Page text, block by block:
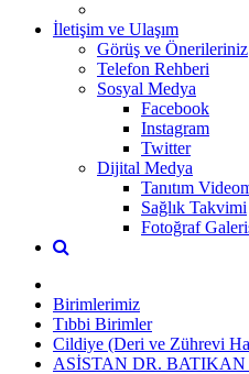
İletişim ve Ulaşım
Görüş ve Önerileriniz
Telefon Rehberi
Sosyal Medya
Facebook
Instagram
Twitter
Dijital Medya
Tanıtım
Sağlık Takvimi
Fotoğraf
Birimlerimiz
Tıbbi Birimler
Cildiye (Deri ve Zührevi
ASİSTAN DR.